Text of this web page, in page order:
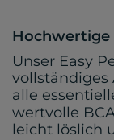
Hochwertige
Unser Easy
alle
wertvolle
leicht löslich